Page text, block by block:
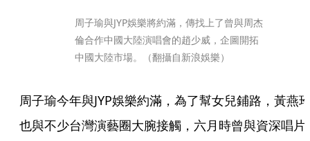
周子瑜與JYP娛樂將約滿，傳找上了曾與周杰
倫合作中國大陸演唱會的趙少威，企圖開拓
中國大陸市場。（翻攝自新浪娛樂）
周子瑜今年與JYP娛樂約滿，為了幫女兒鋪路，黃燕
也與不少台灣演藝圈大腕接觸，六月時曾與資深唱片